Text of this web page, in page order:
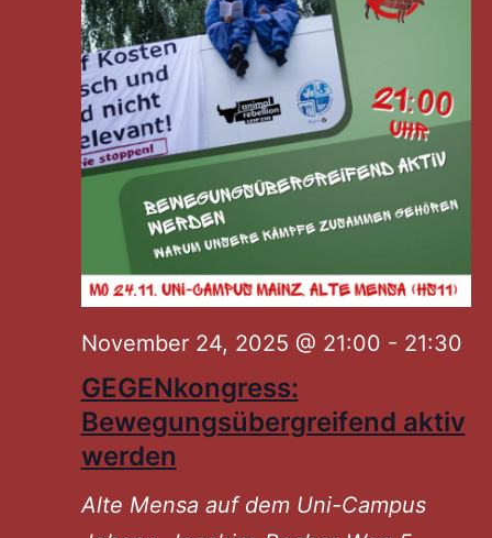
GEGENkongress:
Bewegungsübergreifend aktiv
werden
November 24, 2025 @ 21:00 - 21:30
Alte Mensa auf dem Uni-Campus